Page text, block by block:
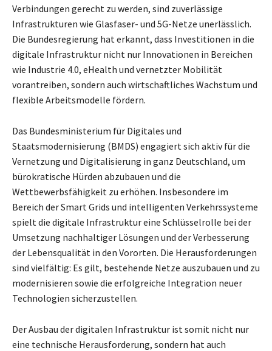
Verbindungen gerecht zu werden, sind zuverlässige
Infrastrukturen wie Glasfaser- und 5G-Netze unerlässlich.
Die Bundesregierung hat erkannt, dass Investitionen in die
digitale Infrastruktur nicht nur Innovationen in Bereichen
wie Industrie 4.0, eHealth und vernetzter Mobilität
vorantreiben, sondern auch wirtschaftliches Wachstum und
flexible Arbeitsmodelle fördern.
Das Bundesministerium für Digitales und
Staatsmodernisierung (BMDS) engagiert sich aktiv für die
Vernetzung und Digitalisierung in ganz Deutschland, um
bürokratische Hürden abzubauen und die
Wettbewerbsfähigkeit zu erhöhen. Insbesondere im
Bereich der Smart Grids und intelligenten Verkehrssysteme
spielt die digitale Infrastruktur eine Schlüsselrolle bei der
Umsetzung nachhaltiger Lösungen und der Verbesserung
der Lebensqualität in den Vororten. Die Herausforderungen
sind vielfältig: Es gilt, bestehende Netze auszubauen und zu
modernisieren sowie die erfolgreiche Integration neuer
Technologien sicherzustellen.
Der Ausbau der digitalen Infrastruktur ist somit nicht nur
eine technische Herausforderung, sondern hat auch